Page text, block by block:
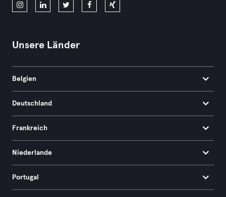
Unsere Länder
Belgien
Deutschland
Frankreich
Niederlande
Portugal